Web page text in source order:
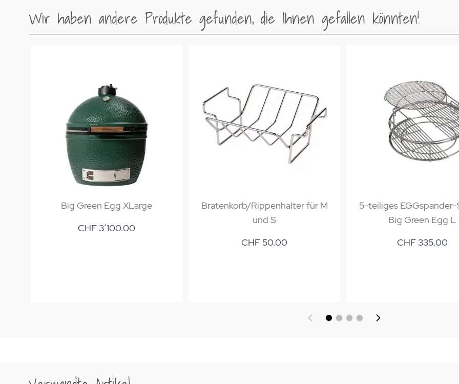
Wir haben andere Produkte gefunden, die Ihnen gefallen könnten!
Big Green Egg XLarge
CHF 3’100.00
Bratenkorb/Rippenhalter für M
und S
CHF 50.00
5-teiliges
Big Green Egg L
CHF 335.00